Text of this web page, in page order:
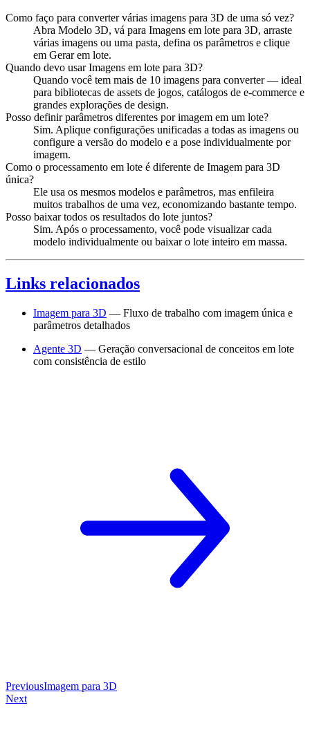
Como faço para converter várias imagens para 3D de uma só vez?
Abra Modelo 3D, vá para Imagens em lote para 3D, arraste
várias imagens ou uma pasta, defina os parâmetros e clique
em Gerar em lote.
Quando devo usar Imagens em lote para 3D?
Quando você tem mais de 10 imagens para converter — ideal
para bibliotecas de assets de jogos, catálogos de e-commerce e
grandes explorações de design.
Posso definir parâmetros diferentes por imagem em um lote?
Sim. Aplique configurações unificadas a todas as imagens ou
configure a versão do modelo e a pose individualmente por
imagem.
Como o processamento em lote é diferente de Imagem para 3D
única?
Ele usa os mesmos modelos e parâmetros, mas enfileira
muitos trabalhos de uma vez, economizando bastante tempo.
Posso baixar todos os resultados do lote juntos?
Sim. Após o processamento, você pode visualizar cada
modelo individualmente ou baixar o lote inteiro em massa.
Links relacionados
Imagem para 3D — Fluxo de trabalho com imagem única e
parâmetros detalhados
Agente 3D — Geração conversacional de conceitos em lote
com consistência de estilo
PreviousImagem para 3D
Next